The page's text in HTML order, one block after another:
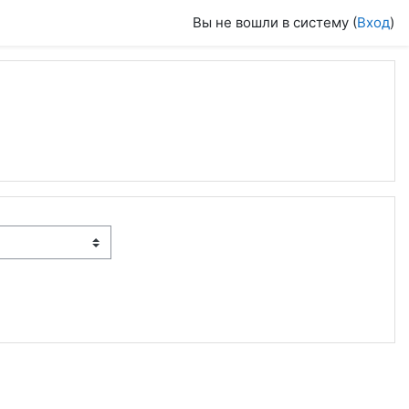
Вы не вошли в систему (Вход)